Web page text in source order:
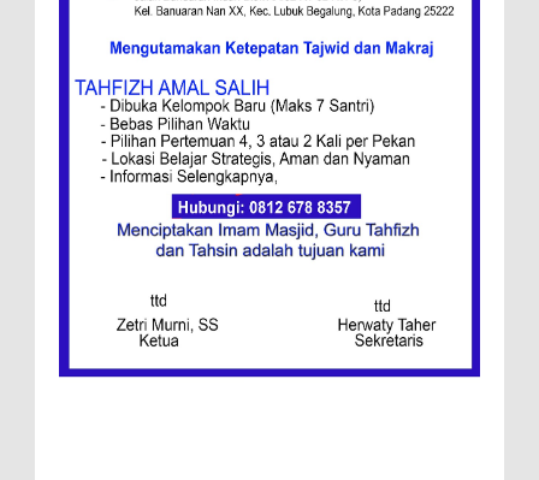
Ini Resep Bubur Terik, Kuliner Khas Jawa
Tengah
Menang, Semen Padang FC Pemuncak
Klasemen Wilayah Barat